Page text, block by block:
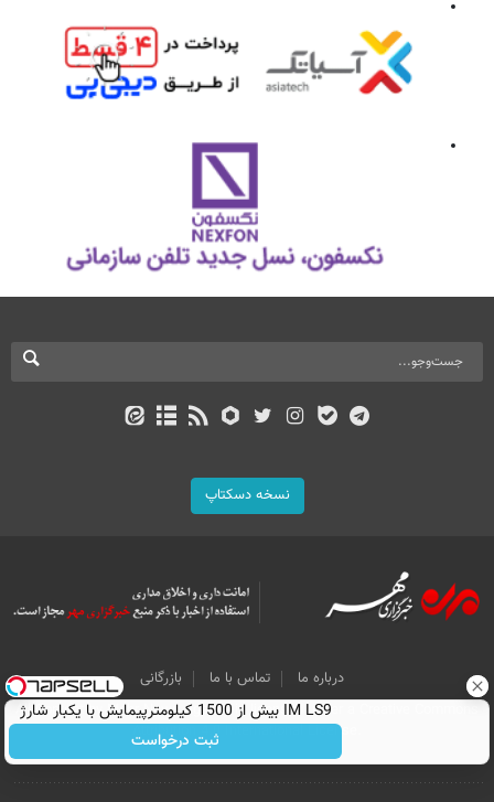
نسخه دسکتاپ
درباره ما تماس با ما
بازرگانی
All Content by Mehr News Agency is licensed under a Creative Commons
Attribution 4.0 International License.
IM LS9 بیش از 1500 کیلومترپیمایش با یکبار شارژ
ثبت درخواست